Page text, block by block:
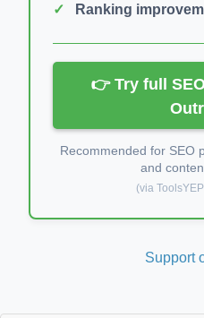
Ranking
👉 Try full
Recommended for SEO
and
(via
Support